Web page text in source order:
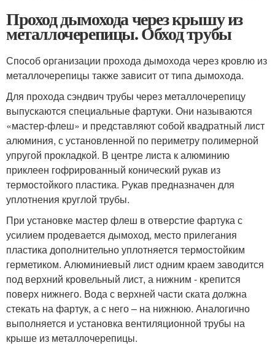
Проход дымохода через крышу из
металлочерепицы. Обход трубы
Способ организации прохода дымохода через кровлю из
металлочерепицы также зависит от типа дымохода.
Для прохода сэндвич трубы через металлочерепицу
выпускаются специальные фартуки. Они называются
«мастер-флеш» и представляют собой квадратный лист
алюминия, с установленной по периметру полимерной
упругой прокладкой. В центре листа к алюминию
приклеен гофрированный конический рукав из
термостойкого пластика. Рукав предназначен для
уплотнения круглой трубы.
При установке мастер флеш в отверстие фартука с
усилием продевается дымоход, место прилегания
пластика дополнительно уплотняется термостойким
герметиком. Алюминиевый лист одним краем заводится
под верхний кровельный лист, а нижним - крепится
поверх нижнего. Вода с верхней части ската должна
стекать на фартук, а с него – на нижнюю. Аналогично
выполняется и установка вентиляционной трубы на
крыше из металлочерепицы.